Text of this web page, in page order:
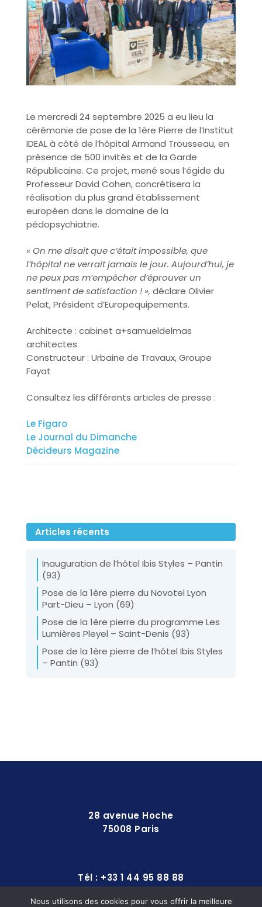
Le mercredi 24 septembre 2025 a eu lieu la
cérémonie de pose de la 1ère Pierre de l’Institut
IDEAL à côté de l’hôpital Armand Trousseau, en
présence de 500 invités et de la Garde
Républicaine. Ce projet, mené sous l’égide du
Professeur David Cohen, concrétisera la
réalisation du plus grand établissement
européen dans le domaine de la
pédopsychiatrie.
« On me disait que c’était impossible, que
l’hôpital ne verrait jamais le jour. Aujourd’hui, je
ne peux pas m’empêcher d’éprouver un
sentiment de satisfaction ! », déclare Olivier
Pelat, Président d’Europequipements.
Architecte : cabinet a+samueldelmas
architectes
Constructeur : Urbaine de Travaux, Groupe
Fayat
Consultez les différents articles de presse :
Le Figaro
Le Journal du Dimanche
Décideurs Magazine
Articles récents
Inauguration de l’hôtel Ibis Styles – Pantin
(93)
Pose de la 1ère pierre du Novotel Lyon
Part-Dieu – Lyon (69)
Pose de la 1ère pierre du programme Les
Lumières Pleyel – Saint-Denis (93)
Pose de la 1ère pierre de l’hôtel Ibis Styles
– Pantin (93)
28 avenue Hoche
75008 Paris
Tél : +33 1 44 95 88 88
Nous utilisons des cookies pour vous offrir la meilleure